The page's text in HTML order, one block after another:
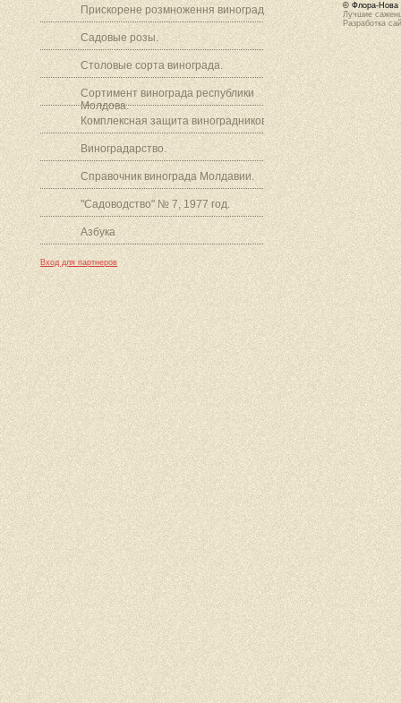
Прискорене розмноження винограду.
Садовые розы.
Столовые сорта винограда.
Сортимент винограда республики
Молдова.
Комплексная защита виноградников.
Виноградарство.
Справочник винограда Молдавии.
"Садоводство" № 7, 1977 год.
Азбука
Вход для партнеров
© Флора-Нова
Лучшие
Разработка